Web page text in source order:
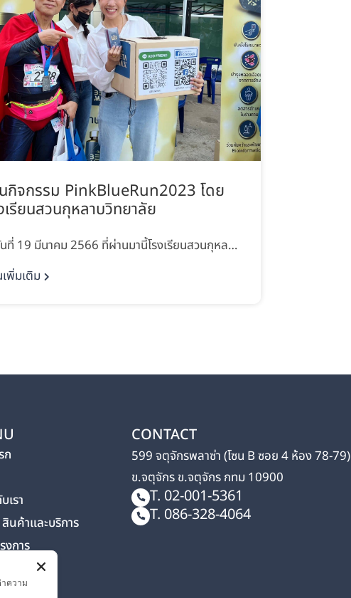
กิจกรรม PinkBlueRun2023 โดย
เรียนสวนกุหลาบวิทยาลัย
ที่ 19 มีนาคม 2566 ที่ผ่านมานี้โรงเรียนสวนกุหล…
พิ่มเติม
ก
เรา
นค้าและบริการ
งการ
CONTACT
599 จตุจักรพลาซ่า (โซน B ซอย 4 ห้อง 78-79)
ข.จตุจักร ข.จตุจักร กทม 10900
T. 02-001-5361
T. 086-328-4064
าความ